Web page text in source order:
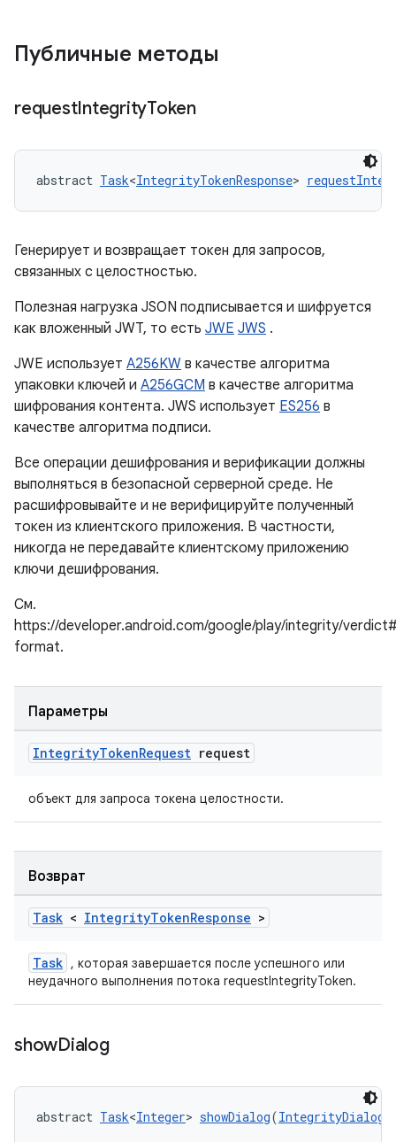
Публичные методы
requestIntegrityToken
abstract Task<IntegrityTokenResponse>
Генерирует и возвращает токен для запросов,
связанных с целостностью.
Полезная нагрузка JSON подписывается и шифруется
как вложенный JWT, то есть JWE JWS .
JWE использует A256KW в качестве алгоритма
упаковки ключей и A256GCM в качестве алгоритма
шифрования контента. JWS использует ES256 в
качестве алгоритма подписи.
Все операции дешифрования и верификации должны
выполняться в безопасной серверной среде. Не
расшифровывайте и не верифицируйте полученный
токен из клиентского приложения. В частности,
никогда не передавайте клиентскому приложению
ключи дешифрования.
См.
https://developer.android.com/google/play/integrity/
format.
Параметры
IntegrityTokenRequest request
объект для запроса токена целостности.
Возврат
Task < IntegrityTokenResponse >
Task , которая завершается после успешного или
неудачного выполнения потока requestIntegrityToken.
showDialog
abstract Task<Integer> showDialog(